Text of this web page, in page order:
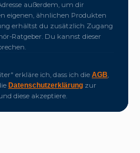
außerdem, um dir
eigenen, ähnlichen Produkten
erhältst du zusätzlich Zugang
Ratgeber. Du kannst dieser
erkläre ich, dass ich die AGB,
Datenschutzerklärung zur
diese akzeptiere.